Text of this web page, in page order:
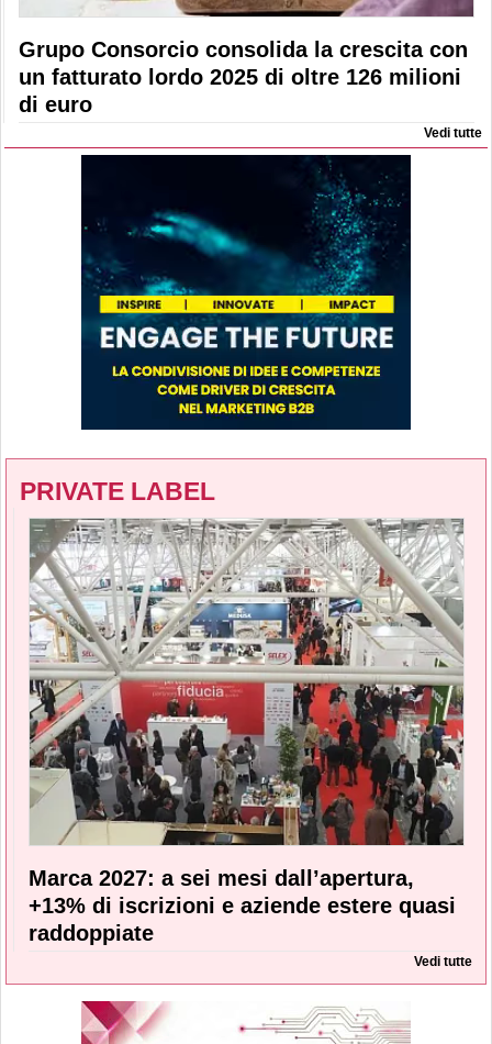
Grupo Consorcio consolida la crescita con
un fatturato lordo 2025 di oltre 126 milioni
di euro
Vedi tutte
PRIVATE LABEL
Marca 2027: a sei mesi dall’apertura,
+13% di iscrizioni e aziende estere quasi
raddoppiate
Vedi tutte